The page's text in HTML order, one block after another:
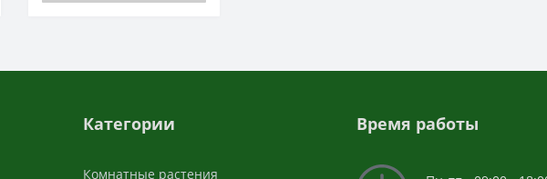
Категории
Комнатные растения
Время работы